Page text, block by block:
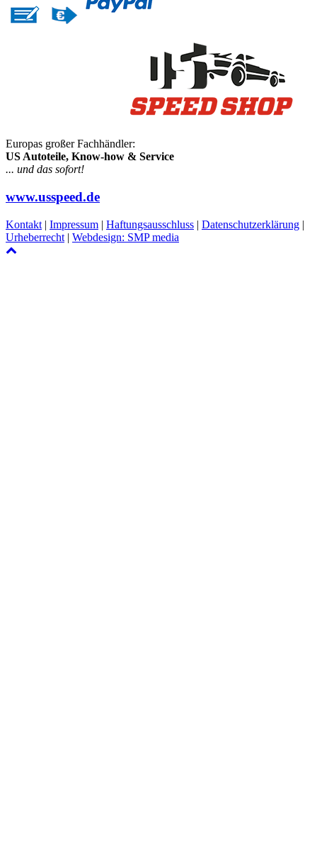
Europas großer Fachhändler:
US Autoteile, Know-how & Service
... und das sofort!
www.usspeed.de
Kontakt | Impressum | Haftungsausschluss | Datenschutzerklärung |
Urheberrecht | Webdesign: SMP media